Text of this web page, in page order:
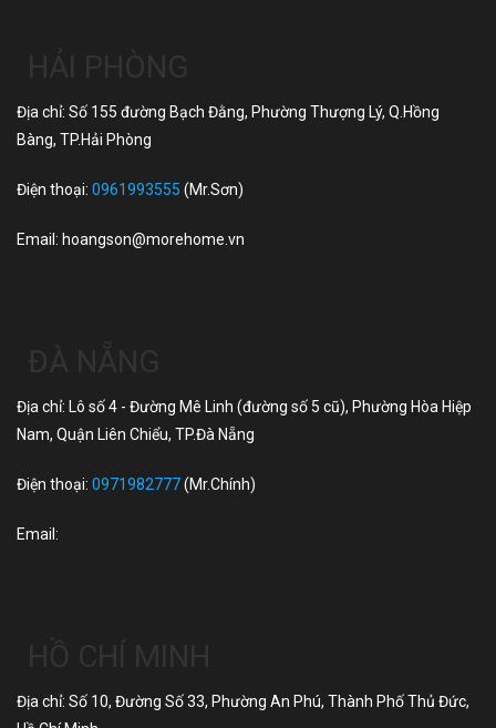
Địa chỉ: Số 155 đường Bạch Đằng, Phường Thượng Lý, Q.Hồng
Bàng, TP.Hải Phòng
Điện thoại: 0961993555 (Mr.Sơn)
Email: hoangson@morehome.vn
Địa chỉ: Lô số 4 - Đường Mê Linh (đường số 5 cũ), Phường Hòa Hiệp
Nam, Quận Liên Chiểu, TP.Đà Nẵng
Điện thoại: 0971982777(Mr.Chính)
Email:
Địa chỉ: Số 10, Đường Số 33, Phường An Phú, Thành Phố Thủ Đức,